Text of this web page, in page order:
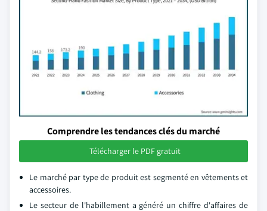
Comprendre les tendances clés du marché
Télécharger le PDF gratuit
Le marché par type de produit est segmenté en vêtements et
accessoires.
Le secteur de l'habillement a généré un chiffre d'affaires de